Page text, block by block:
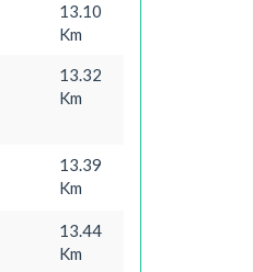
13.10
Km
13.32
Km
13.39
Km
13.44
Km